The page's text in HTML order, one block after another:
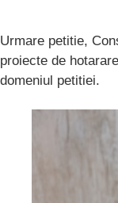
Urmare petitie,
proiecte de
domeniul petitiei.